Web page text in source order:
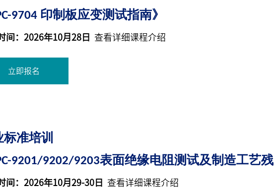
9704 印制板应变测试指南》
间：2026年10月28日 查看详细课程介绍
立即报名
标准培训
9201/9202/9203表面绝缘电阻测试及制造工艺
间：2026年10月29-30日 查看详细课程介绍